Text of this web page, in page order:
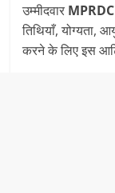
उम्मीदवार MPRDC
तिथियाँ, योग्यता,
करने के लिए इस